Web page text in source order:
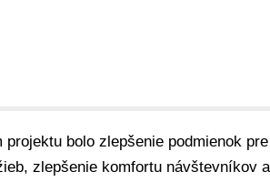
bolo zlepšenie podmienok
zlepšenie komfortu návštevníkov